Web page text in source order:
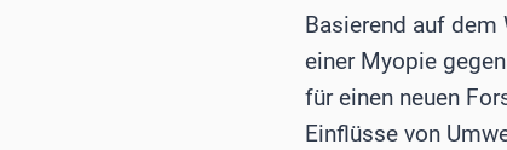
Basierend auf dem
einer Myopie
für einen neuen
Einflüsse von